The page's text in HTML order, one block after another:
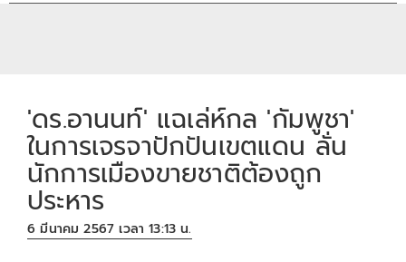
'ดร.อานนท์' แฉเล่ห์กล 'กัมพูชา'
ในการเจรจาปักปันเขตแดน ลั่น
นักการเมืองขายชาติต้องถูก
ประหาร
6 มีนาคม 2567 เวลา 13:13 น.